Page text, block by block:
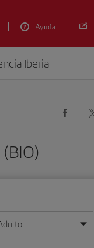
Ayuda
Iberia
día/mes/año